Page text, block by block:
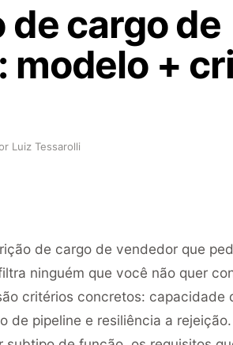
de cargo de
modelo +
Luiz Tessarolli
de cargo de vendedor que
ninguém que você não quer
critérios concretos: capacidade
de pipeline e resiliência a